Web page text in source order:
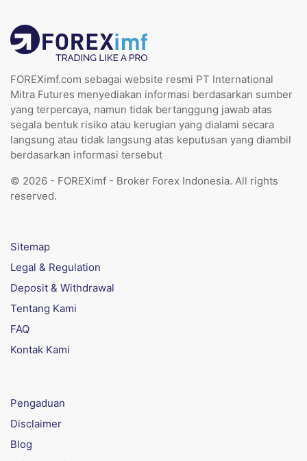
FOREXimf.com sebagai website resmi PT International
Mitra Futures menyediakan informasi berdasarkan sumber
yang terpercaya, namun tidak bertanggung jawab atas
segala bentuk risiko atau kerugian yang dialami secara
langsung atau tidak langsung atas keputusan yang diambil
berdasarkan informasi tersebut
© 2026 - FOREXimf - Broker Forex Indonesia. All rights
reserved.
Sitemap
Legal & Regulation
Deposit & Withdrawal
Tentang Kami
FAQ
Kontak Kami
Pengaduan
Disclaimer
Blog